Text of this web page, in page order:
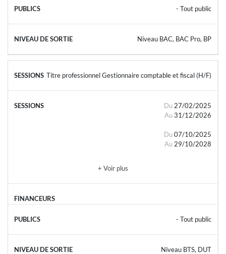
- Tout public
Niveau BAC, BAC Pro, BP
Titre professionnel Gestionnaire comptable et fiscal (H/F)
Du 27/02/2025
Au 31/12/2026
Du 07/10/2025
Au 29/10/2028
+ Voir plus
- Tout public
Niveau BTS, DUT